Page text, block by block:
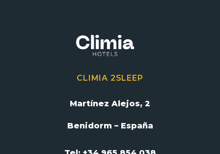
CLIMIA 2SLEEP
Martínez Alejos, 2
Benidorm – España